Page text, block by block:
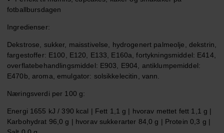
fotballbursdagen
Ingredienser:
Dekstrose, sukker, maisstivelse, hydrogenert palmeolje, dekstrin,
fargestoffer: E100, E120, E133, E160a, fortykningsmiddel: E414,
overflatebehandlingsmiddel: E903, E904, antiklumpemiddel:
E470b, aroma, emulgator: solsikkelecitin, vann.
Næringsverdi per 100 g:
Energi 1655 kJ / 390 kcal | Fett 1,1 g | hvorav mettet fett 1,1 g |
Karbohydrat 96,0 g | hvorav sukkerarter 84,0 g | Protein 0,3 g |